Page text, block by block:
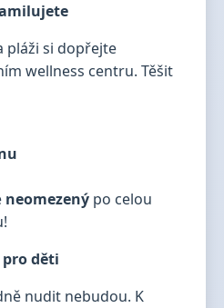
pláži si dopřejte
wellness centru. Těšit
neomezený po celou
děti
nudit nebudou. K